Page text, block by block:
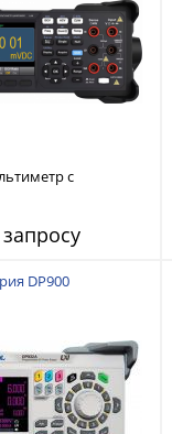
с
½
DP900